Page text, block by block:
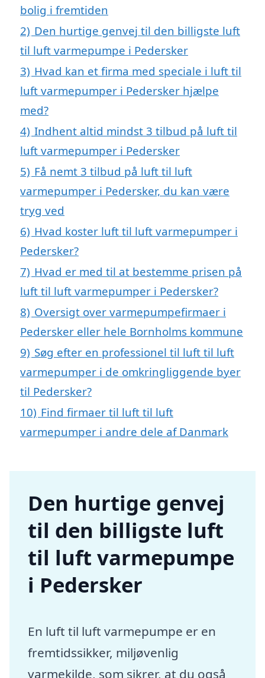
bolig i fremtiden
2) Den hurtige genvej til den billigste luft
til luft varmepumpe i Pedersker
3) Hvad kan et firma med speciale i luft til
luft varmepumper i Pedersker hjælpe
med?
4) Indhent altid mindst 3 tilbud på luft til
luft varmepumper i Pedersker
5) Få nemt 3 tilbud på luft til luft
varmepumper i Pedersker, du kan være
tryg ved
6) Hvad koster luft til luft varmepumper i
Pedersker?
7) Hvad er med til at bestemme prisen på
luft til luft varmepumper i Pedersker?
8) Oversigt over varmepumpefirmaer i
Pedersker eller hele Bornholms kommune
9) Søg efter en professionel til luft til luft
varmepumper i de omkringliggende byer
til Pedersker?
10) Find firmaer til luft til luft
varmepumper i andre dele af Danmark
Den hurtige genvej
til den billigste luft
til luft varmepumpe
i Pedersker
En luft til luft varmepumpe er en
fremtidssikker, miljøvenlig
varmekilde, som sikrer, at du også